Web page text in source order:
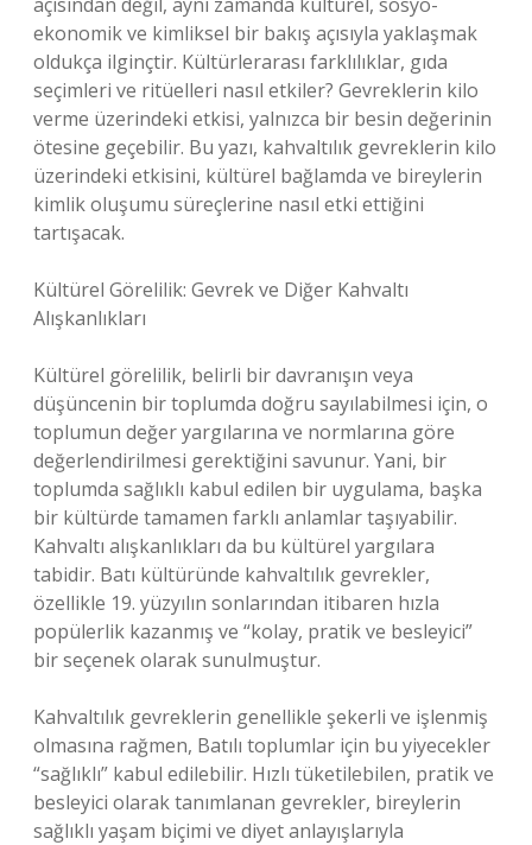
ekonomik ve kimliksel bir bakış açısıyla yaklaşmak
oldukça ilginçtir. Kültürlerarası farklılıklar, gıda
seçimleri ve ritüelleri nasıl etkiler? Gevreklerin kilo
verme üzerindeki etkisi, yalnızca bir besin değerinin
ötesine geçebilir. Bu yazı, kahvaltılık gevreklerin kilo
üzerindeki etkisini, kültürel bağlamda ve bireylerin
kimlik oluşumu süreçlerine nasıl etki ettiğini
tartışacak.
Kültürel Görelilik: Gevrek ve Diğer Kahvaltı
Alışkanlıkları
Kültürel görelilik, belirli bir davranışın veya
düşüncenin bir toplumda doğru sayılabilmesi için, o
toplumun değer yargılarına ve normlarına göre
değerlendirilmesi gerektiğini savunur. Yani, bir
toplumda sağlıklı kabul edilen bir uygulama, başka
bir kültürde tamamen farklı anlamlar taşıyabilir.
Kahvaltı alışkanlıkları da bu kültürel yargılara
tabidir. Batı kültüründe kahvaltılık gevrekler,
özellikle 19. yüzyılın sonlarından itibaren hızla
popülerlik kazanmış ve “kolay, pratik ve besleyici”
bir seçenek olarak sunulmuştur.
Kahvaltılık gevreklerin genellikle şekerli ve işlenmiş
olmasına rağmen, Batılı toplumlar için bu yiyecekler
“sağlıklı” kabul edilebilir. Hızlı tüketilebilen, pratik ve
besleyici olarak tanımlanan gevrekler, bireylerin
sağlıklı yaşam biçimi ve diyet anlayışlarıyla